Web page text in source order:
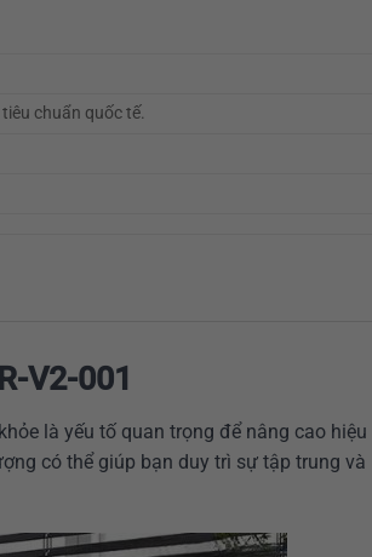
chuẩn quốc tế.
V2-001
là yếu tố quan trọng để nâng cao hiệu
có thể giúp bạn duy trì sự tập trung và